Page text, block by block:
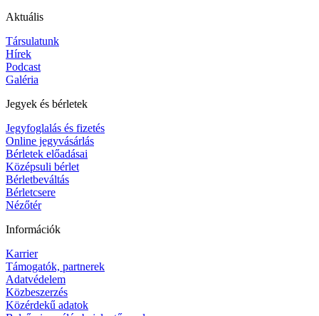
Aktuális
Társulatunk
Hírek
Podcast
Galéria
Jegyek és bérletek
Jegyfoglalás és fizetés
Online jegyvásárlás
Bérletek előadásai
Középsuli bérlet
Bérletbeváltás
Bérletcsere
Nézőtér
Információk
Karrier
Támogatók, partnerek
Adatvédelem
Közbeszerzés
Közérdekű adatok